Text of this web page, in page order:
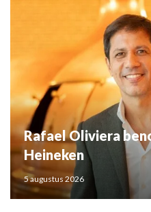
Rafael Oliviera
Heineken
5 augustus 2026